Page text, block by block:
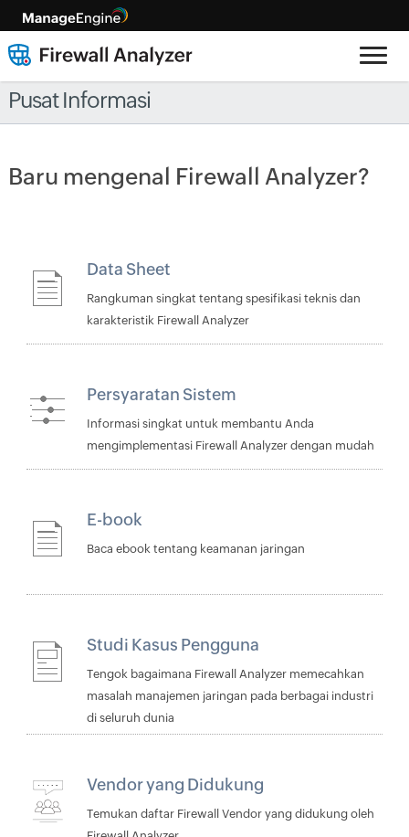
Pusat Informasi
Baru mengenal Firewall Analyzer?
Data Sheet
Rangkuman singkat tentang spesifikasi teknis dan
karakteristik Firewall Analyzer
Persyaratan Sistem
Informasi singkat untuk membantu Anda
mengimplementasi Firewall Analyzer dengan mudah
E-book
Baca ebook tentang keamanan jaringan
Studi Kasus Pengguna
Tengok bagaimana Firewall Analyzer memecahkan
masalah manajemen jaringan pada berbagai industri
di seluruh dunia
Vendor yang Didukung
Temukan daftar Firewall Vendor yang didukung oleh